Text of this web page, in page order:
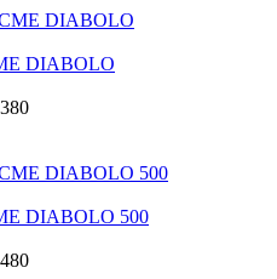
DIABOLO
380
DIABOLO 500
480